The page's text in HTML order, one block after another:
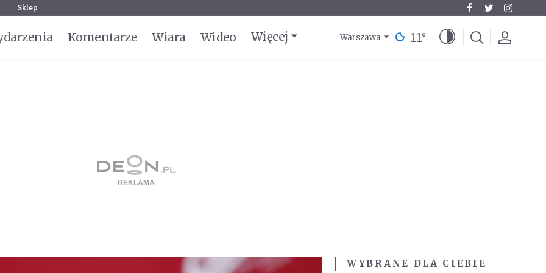
Sklep
Komentarze Wiara Wideo Więcej Warszawa 11°
WYBRANE DLA CIEBIE